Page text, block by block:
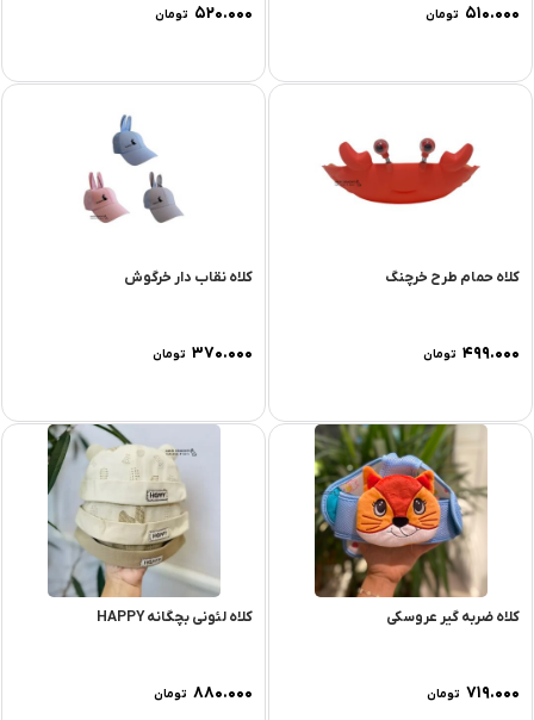
۵۱۰.۰۰۰ تومان ۵۲۰.۰۰۰ تومان
کلاه حمام طرح خرچنگ
۴۹۹.۰۰۰ تومان
کلاه نقاب دار خرگوش
۳۷۰.۰۰۰ تومان
کلاه ضربه گیر عروسکی
۷۱۹.۰۰۰ تومان
کلاه لئونی بچگانه HAPPY
۸۸۰.۰۰۰ تومان